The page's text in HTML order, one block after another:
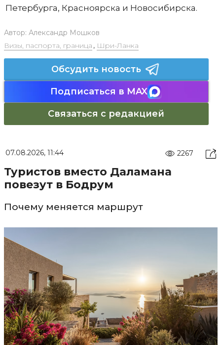
Петербурга, Красноярска и Новосибирска.
Автор: Александр Мошков
Визы, паспорта, граница , Шри-Ланка
Обсудить новость
Подписаться в MAX
Связаться с редакцией
07.08.2026, 11:44 2267
Туристов вместо Даламана
повезут в Бодрум
Почему меняется маршрут